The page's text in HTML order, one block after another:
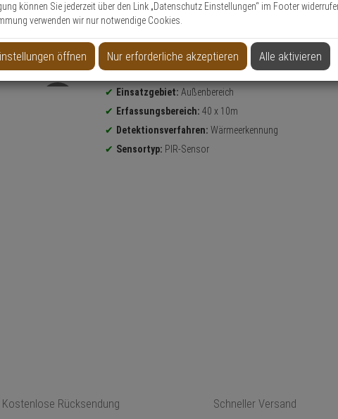
Produktinformationen
Bewegungsmelder
Einsatzgebiet: Außenbereich
Erfassungsbereich: 40 x 10m
Detektionsverfahren: Wärmeerkennung
Sensortyp: PIR-Sensor
Kostenlose Rücksendung Schneller Versand
können Sie jederzeit über den Link „Datenschutz Einstellungen“ im Footer
verwenden wir nur notwendige Cookies.
öffnen Nur erforderliche akzeptieren Alle aktivieren